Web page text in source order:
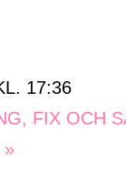
17:36
FIX OCH
»